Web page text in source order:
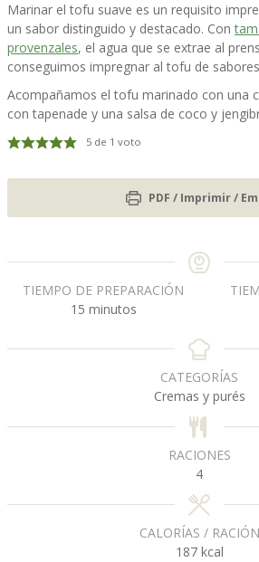
Marinar el tofu suave es un requisito
un sabor distinguido y destacado. Con
provenzales, el agua que se extrae al
conseguimos impregnar al tofu de
Acompañamos el tofu marinado con una
con tapenade y una salsa de coco y
5de 1 voto
PDF / Imprimir /
TIEMPO DE PREPARACIÓN
15m
n
s
minutos
CATEGORÍAS
Cremas y purés
RACIONES
4
CALORÍAS / RACIÓN
187 kcal